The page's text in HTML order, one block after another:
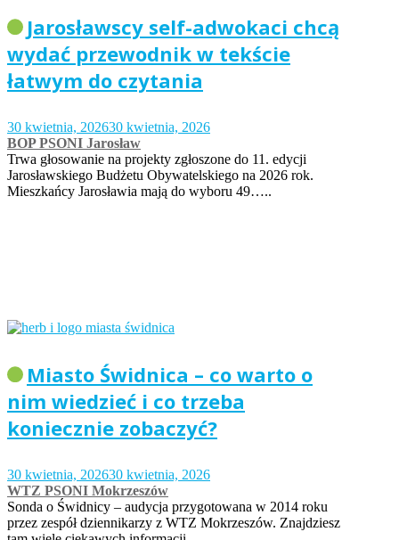
Jarosławscy self-adwokaci chcą
wydać przewodnik w tekście
łatwym do czytania
30 kwietnia, 202630 kwietnia, 2026
BOP PSONI Jarosław
Trwa głosowanie na projekty zgłoszone do 11. edycji
Jarosławskiego Budżetu Obywatelskiego na 2026 rok.
Mieszkańcy Jarosławia mają do wyboru 49…..
Miasto Świdnica – co warto o
nim wiedzieć i co trzeba
koniecznie zobaczyć?
30 kwietnia, 202630 kwietnia, 2026
WTZ PSONI Mokrzeszów
Sonda o Świdnicy – audycja przygotowana w 2014 roku
przez zespół dziennikarzy z WTZ Mokrzeszów. Znajdziesz